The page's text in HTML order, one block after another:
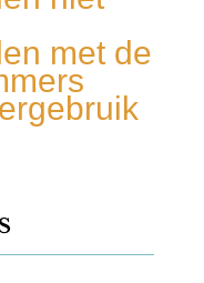
met de